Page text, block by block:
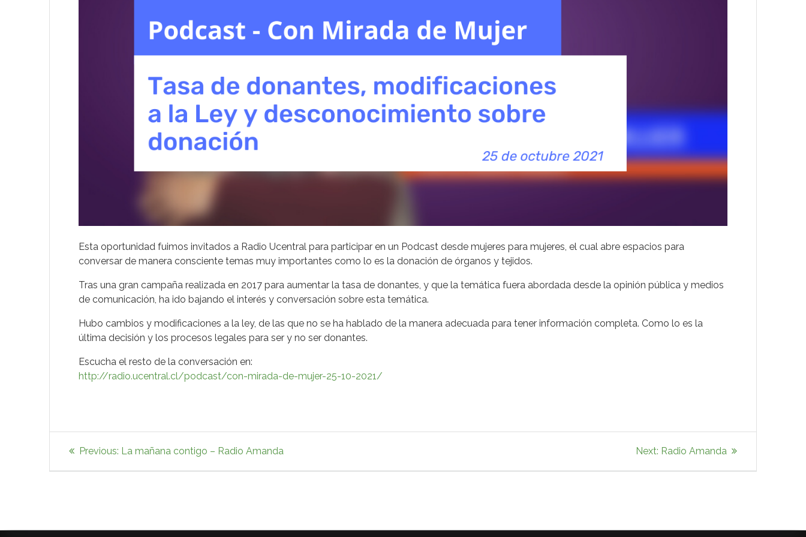
Esta oportunidad fuimos invitados a Radio Ucentral para participar en un Podcast desde mujeres para mujeres, el cual abre espacios para
conversar de manera consciente temas muy importantes como lo es la donación de órganos y tejidos.
Tras una gran campaña realizada en 2017 para aumentar la tasa de donantes, y que la temática fuera abordada desde la opinión pública y medios
de comunicación, ha ido bajando el interés y conversación sobre esta temática.
Hubo cambios y modificaciones a la ley, de las que no se ha hablado de la manera adecuada para tener información completa. Como lo es la
última decisión y los procesos legales para ser y no ser donantes.
Escucha el resto de la conversación en:
http://radio.ucentral.cl/podcast/con-mirada-de-mujer-25-10-2021/
Navegación
de
Previous: Previous
La mañana contigo – Radio Amanda Next: Next
Radio Amanda